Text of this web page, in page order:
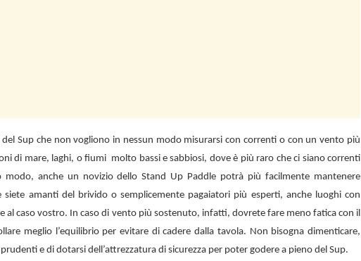
Sup che non vogliono in nessun modo misurarsi con correnti o con un vento più
di mare, laghi, o fiumi molto bassi e sabbiosi, dove è più raro che ci siano correnti
modo, anche un novizio delloStand Up Paddle potrà più facilmente mantenere
siete amanti del brivido o semplicemente pagaiatori più esperti, anche luoghi con
al caso vostro. In caso di vento più sostenuto, infatti, dovrete fare meno fatica con il
meglio l’equilibrio per evitare di cadere dalla tavola. Non bisogna dimenticare,
e di dotarsi dell’attrezzatura di sicurezza per poter godere a pieno del Sup.